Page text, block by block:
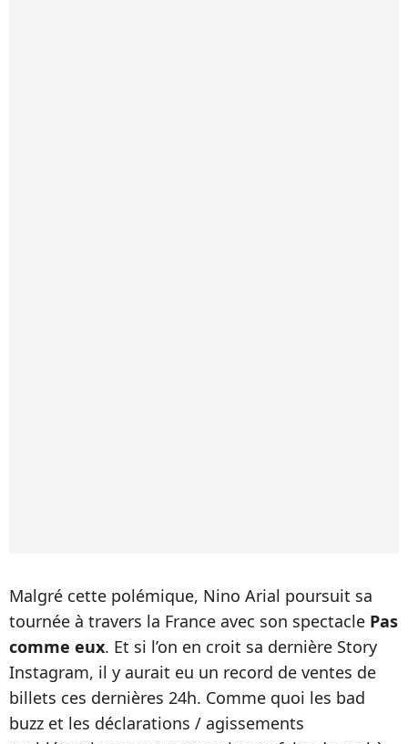
Malgré cette polémique, Nino Arial poursuit sa
tournée à travers la France avec son spectacle Pas
comme eux. Et si l’on en croit sa dernière Story
Instagram, il y aurait eu un record de ventes de
billets ces dernières 24h. Comme quoi les bad
buzz et les déclarations / agissements